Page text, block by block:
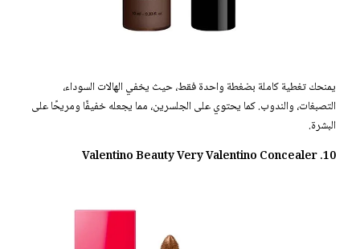
يمنحك تغطية كاملة بضغطة واحدة فقط، حيث يخفي الهالات السوداء،
التصبغات، والندوب. كما يحتوي على الجلسرين، مما يجعله خفيفًا ومريحًا على
البشرة.
10. Valentino Beauty Very Valentino Concealer